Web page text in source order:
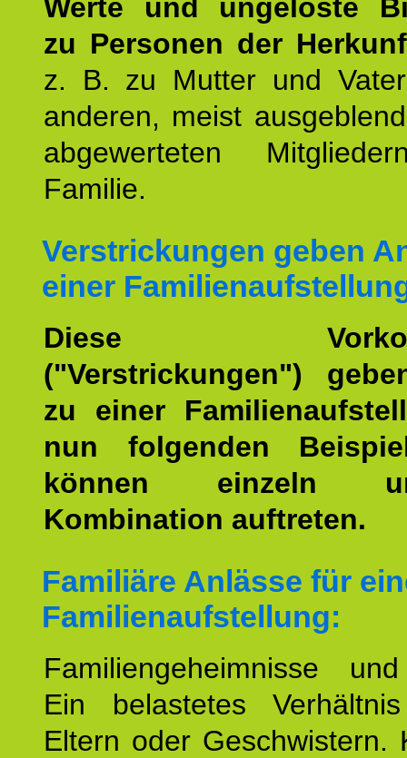
Werte und ungelöste
zu Personen der
z. B. zu Mutter und
anderen, meist
abgewerteten
Familie.
Verstrickungen geben
einer
Diese
("Verstrickungen")
zu einer
nun folgenden
können einzeln
Kombination auftreten.
Familiäre Anlässe für
Familienaufstellung:
Familiengeheimnisse
Ein belastetes
Eltern oder Geschwistern.